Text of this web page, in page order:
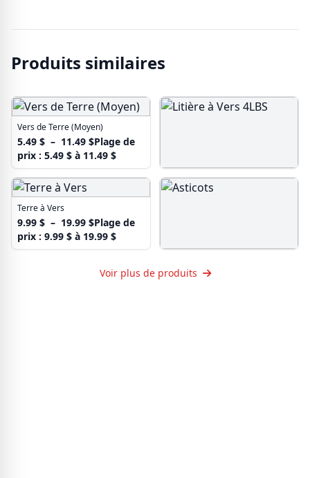
Produits similaires
Vers de Terre (Moyen)
5.49 $ – 11.49 $Plage de
prix : 5.49 $ à 11.49 $
Litière à Vers 4LBS
14.99$
Terre à Vers
9.99 $ – 19.99 $Plage de
prix : 9.99 $ à 19.99 $
5.99$
Voir plus de produits